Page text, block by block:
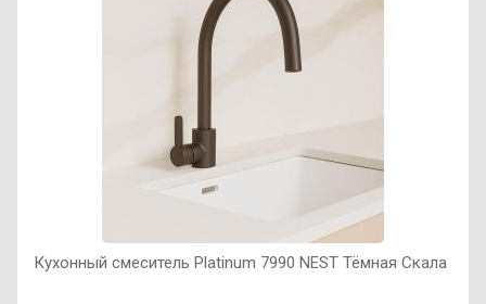
Длина: 10 м, Мощность: 175 Вт,
Кухонный смеситель Platinum 7990 NEST Тёмная Скала